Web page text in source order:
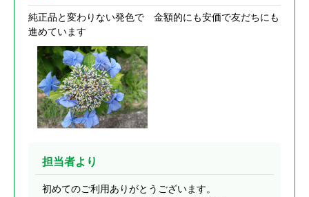
純正品と変わりない発色で 金額的にも安価で友だちにも
進めています
担当者より
初めてのご利用ありがとうございます。